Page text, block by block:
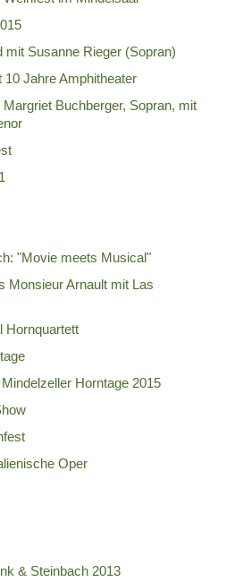
mit Susanne Rieger (Sopran)
Jahre Amphitheater
Buchberger, Sopran, mit
"Movie meets Musical"
Monsieur Arnault mit Las
Hornquartett
Horntage 2015
Oper
& Steinbach 2013